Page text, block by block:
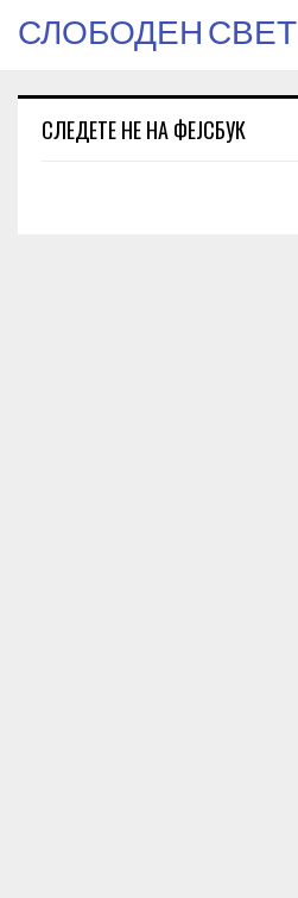
СЛОБОДЕН СВЕТ
СЛЕДЕТЕ НЕ НА ФЕЈСБУК